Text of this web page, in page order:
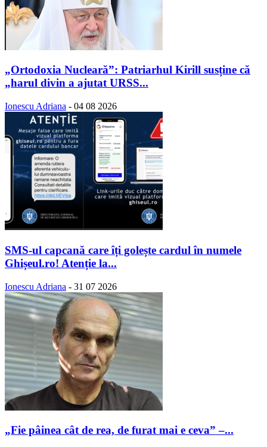
„Ortodoxia Nucleară”: Patriarhul Kirill susține că
„harul divin a ajutat URSS...
Ionescu Adriana - 04 08 2026
SMS-ul capcană care îți golește cardul în numele
Ghișeul.ro! Atenție la...
Ionescu Adriana - 31 07 2026
„Fie pâinea cât de rea, de furat mai e ceva” –...